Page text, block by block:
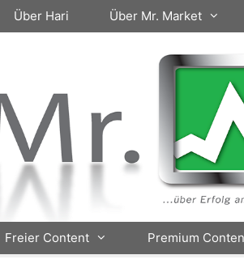
Über Hari Über Mr. Market
Freier Content Premium